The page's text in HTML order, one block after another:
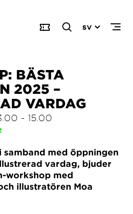
SV
BÄSTA
2025 –
VARDAG
- 15.00
samband med öppningen
vardag, bjuder
workshop med
illustratören Moa